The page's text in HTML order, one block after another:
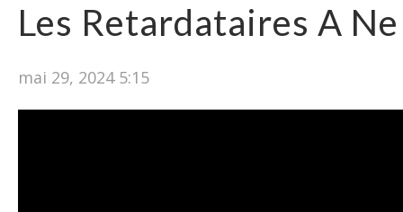
Les Retardataires A
mai 29, 2024 5:15